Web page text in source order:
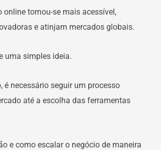
tornou-se mais acessível,
e atinjam mercados globais.
uma simples ideia.
necessário seguir um processo
até a escolha das ferramentas
e como escalar o negócio de maneira